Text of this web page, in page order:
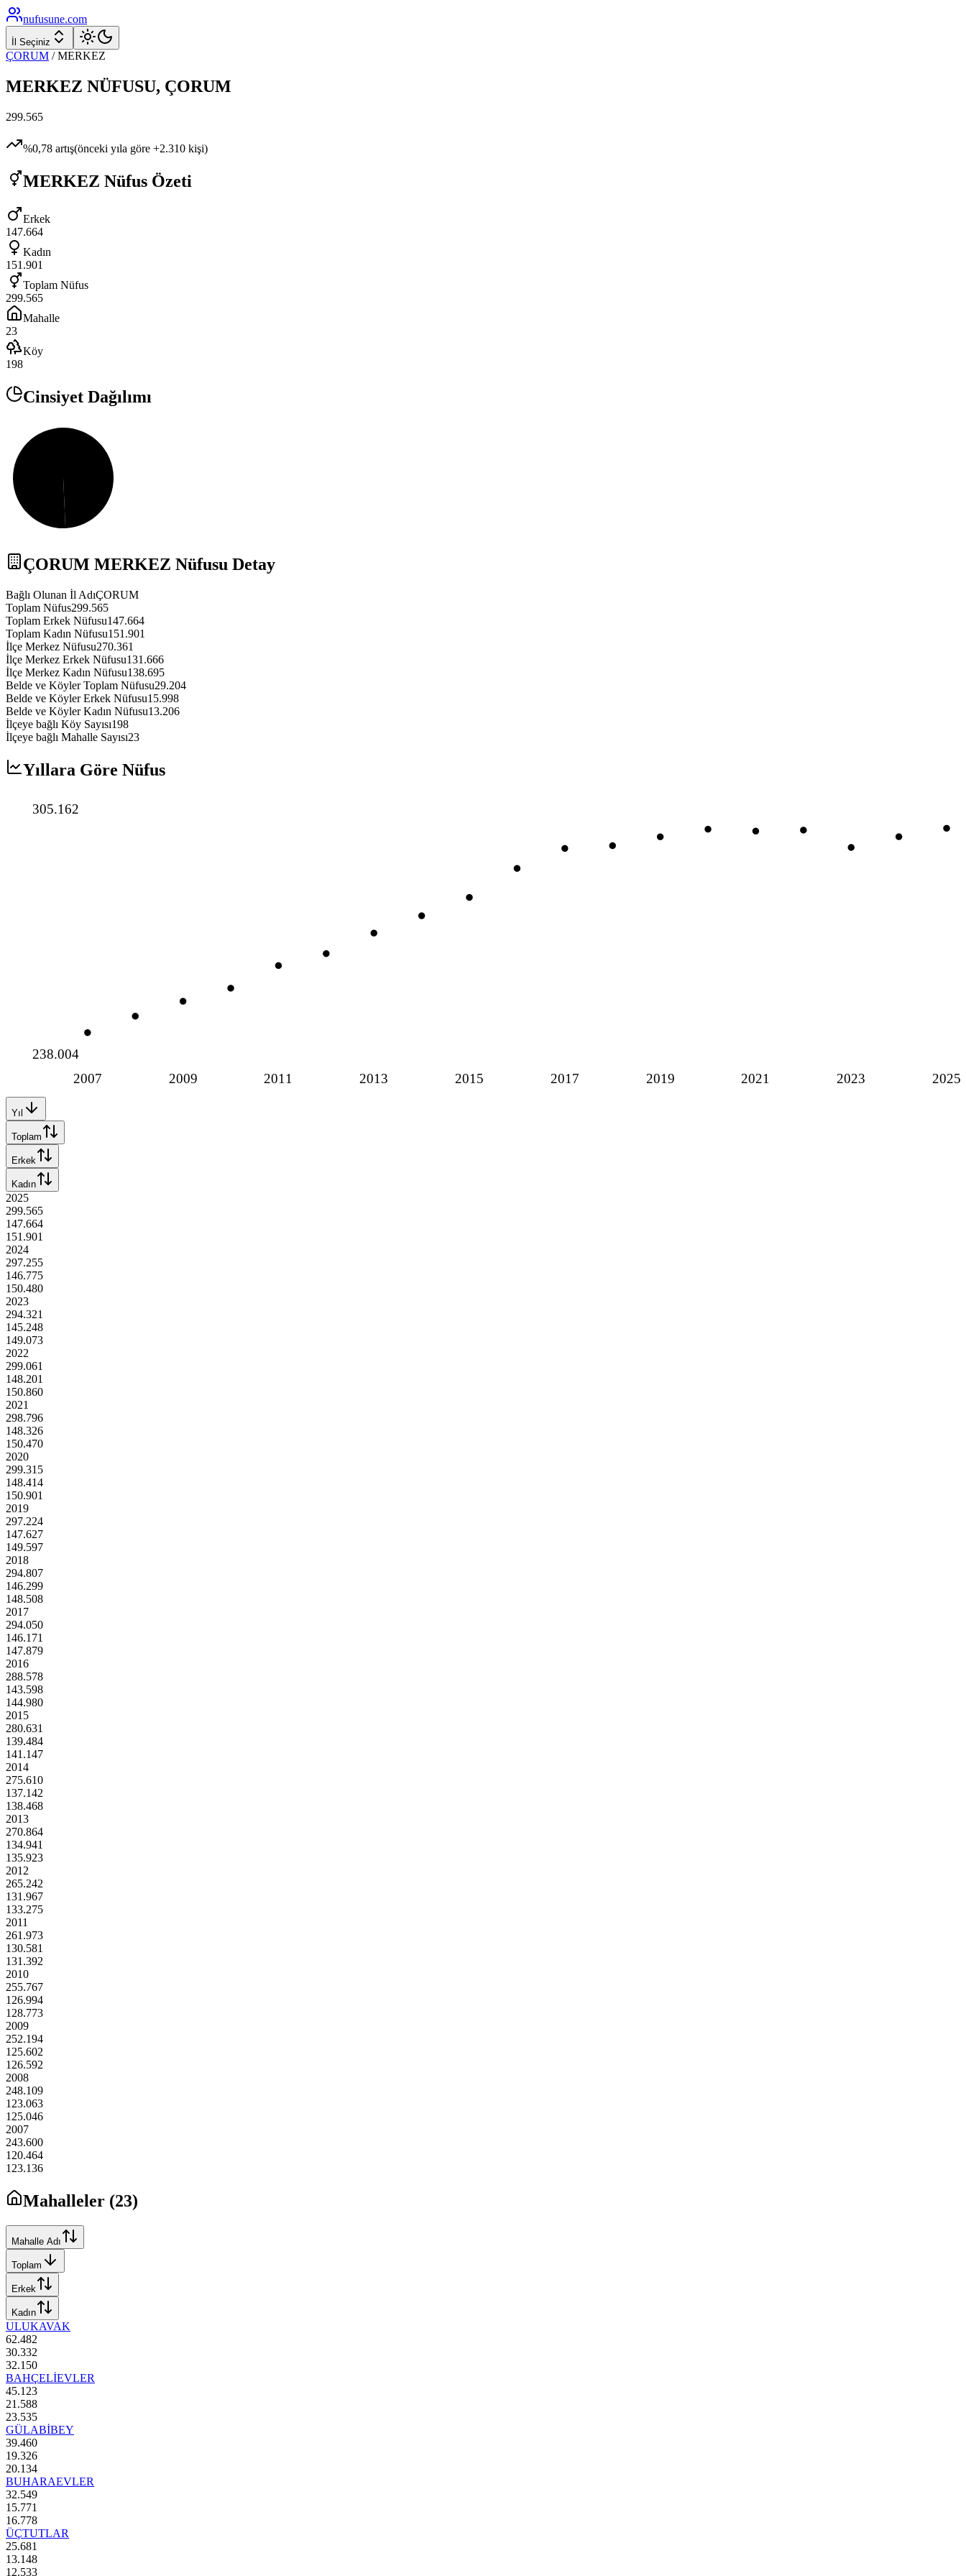
nufusune.com
İl Seçiniz
ÇORUM /MERKEZ
MERKEZ NÜFUSU, ÇORUM
299.565
%0,78 artış(önceki yıla göre +2.310 kişi)
MERKEZ Nüfus Özeti
Erkek
147.664
Kadın
151.901
Toplam Nüfus
299.565
Mahalle
23
Köy
198
Cinsiyet Dağılımı
ÇORUM MERKEZ Nüfusu Detay
Bağlı Olunan İl AdıÇORUM
Toplam Nüfus299.565
Toplam Erkek Nüfusu147.664
Toplam Kadın Nüfusu151.901
İlçe Merkez Nüfusu270.361
İlçe Merkez Erkek Nüfusu131.666
İlçe Merkez Kadın Nüfusu138.695
Belde ve Köyler Toplam Nüfusu29.204
Belde ve Köyler Erkek Nüfusu15.998
Belde ve Köyler Kadın Nüfusu13.206
İlçeye bağlı Köy Sayısı198
İlçeye bağlı Mahalle Sayısı23
Yıllara Göre Nüfus
2007 2009 2011 2013 2015 2017 2019 2021 2023 2025
305.162
238.004
Yıl
Toplam
Erkek
Kadın
2025
299.565
147.664
151.901
2024
297.255
146.775
150.480
2023
294.321
145.248
149.073
2022
299.061
148.201
150.860
2021
298.796
148.326
150.470
2020
299.315
148.414
150.901
2019
297.224
147.627
149.597
2018
294.807
146.299
148.508
2017
294.050
146.171
147.879
2016
288.578
143.598
144.980
2015
280.631
139.484
141.147
2014
275.610
137.142
138.468
2013
270.864
134.941
135.923
2012
265.242
131.967
133.275
2011
261.973
130.581
131.392
2010
255.767
126.994
128.773
2009
252.194
125.602
126.592
2008
248.109
123.063
125.046
2007
243.600
120.464
123.136
Mahalleler (23)
Mahalle Adı
Toplam
Erkek
Kadın
ULUKAVAK
62.482
30.332
32.150
BAHÇELİEVLER
45.123
21.588
23.535
GÜLABİBEY
39.460
19.326
20.134
BUHARAEVLER
32.549
15.771
16.778
ÜÇTUTLAR
25.681
13.148
12.533